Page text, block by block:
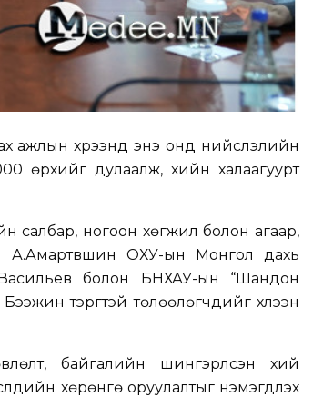
ажлын хүрээнд энэ онд нийслэлийн
өрхийг дулаалж, хийн халаагуурт
салбар, ногоон хөгжил болон агаар,
А.Амартүвшин ОХУ-ын Монгол дахь
болон БНХАУ-ын “Шандон
тэргүүтэй төлөөлөгчдийг хүлээн
байгалийн шингэрүүлсэн хий
хөрөнгө оруулалтыг нэмэгдүүлэх